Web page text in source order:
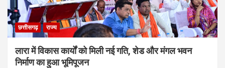
छत्तीसगढ़ राज्य
लारा में विकास कार्यों को मिली नई गति, शेड और मंगल भवन
निर्माण का हुआ भूमिपूजन